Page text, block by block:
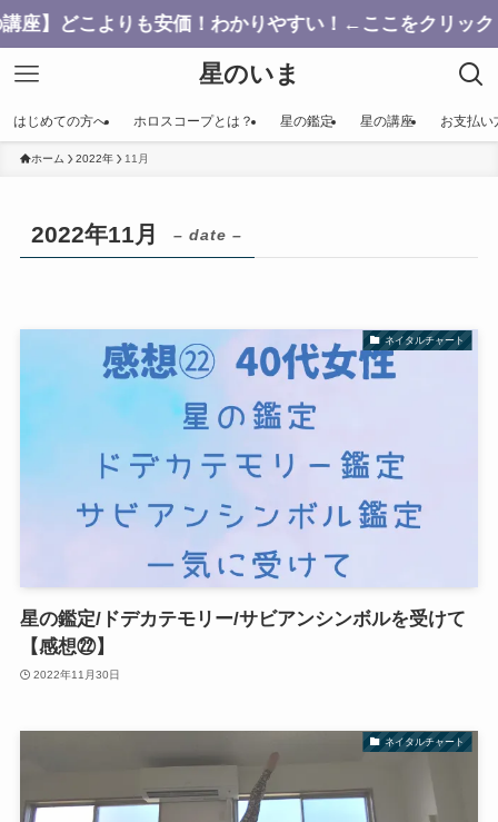
りも安価！わかりやすい！←ここをクリック
星のいま
はじめての方へ ホロスコープとは？ 星の鑑定 星の講座 お支払い
ホーム 2022年 11月
2022年11月 – date –
ネイタルチャート
星の鑑定/ドデカテモリー/サビアンシンボルを受けて
【感想㉒】
2022年11月30日
ネイタルチャート